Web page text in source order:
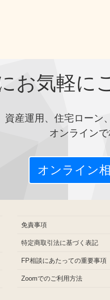
お気軽に
資産運用、住宅ローン
オンラインで
オンライン
免責事項
特定商取引法に基づく表記
FP相談にあたっての重要事項
Zoomでのご利用方法